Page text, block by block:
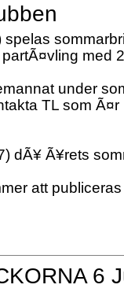
med
under
TL som
dÃ¥ Ã¥rets
att
6